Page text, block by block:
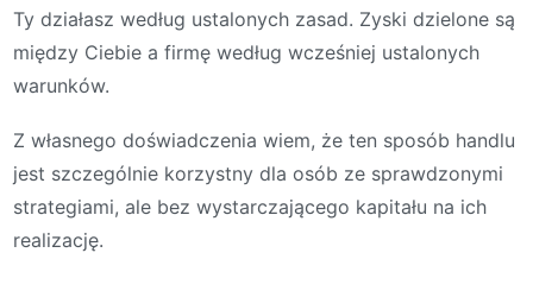
Ty działasz według ustalonych zasad. Zyski dzielone są
między Ciebie a firmę według wcześniej ustalonych
warunków.
Z własnego doświadczenia wiem, że ten sposób handlu
jest szczególnie korzystny dla osób ze sprawdzonymi
strategiami, ale bez wystarczającego kapitału na ich
realizację.